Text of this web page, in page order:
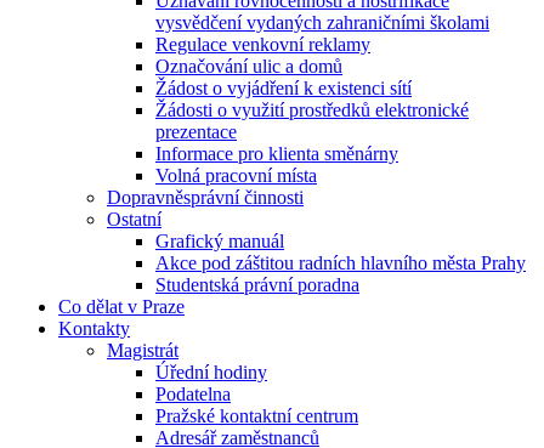
vysvědčení vydaných zahraničními školami
Regulace venkovní reklamy
Označování ulic a domů
Žádost o vyjádření k existenci sítí
Žádosti o využití prostředků elektronické
prezentace
Informace pro klienta směnárny
Volná pracovní místa
Dopravněsprávní činnosti
Ostatní
Grafický manuál
Akce pod záštitou radních hlavního města Prahy
Studentská právní poradna
Co dělat v Praze
Kontakty
Magistrát
Úřední hodiny
Podatelna
Pražské kontaktní centrum
Adresář zaměstnanců